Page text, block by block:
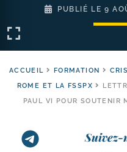
PUBLIÉ LE 9
ACCUEIL FORMATION
ROME ET LA FSSPX
PAUL VI POUR SOUTENIR
Suivez-